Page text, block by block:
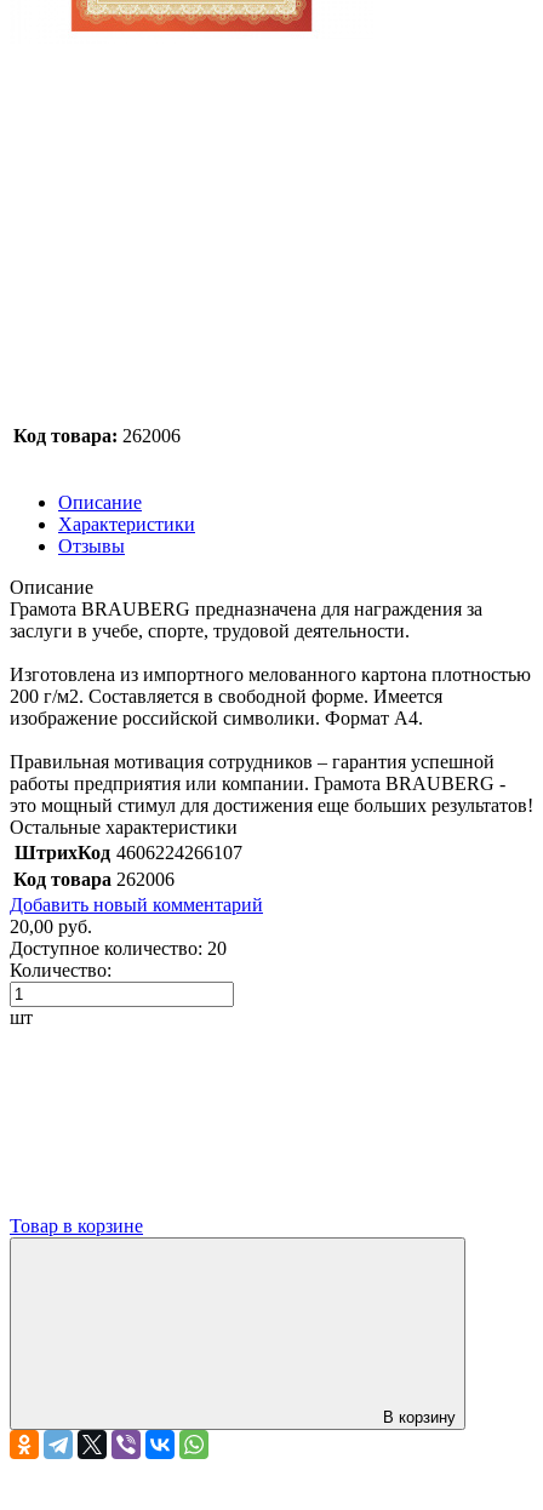
Код товара: 262006
Описание
Характеристики
Отзывы
Описание
Грамота BRAUBERG предназначена для награждения за
заслуги в учебе, спорте, трудовой деятельности.
Изготовлена из импортного мелованного картона плотностью
200 г/м2. Составляется в свободной форме. Имеется
изображение российской символики. Формат А4.
Правильная мотивация сотрудников – гарантия успешной
работы предприятия или компании. Грамота BRAUBERG -
это мощный стимул для достижения еще больших результатов!
Остальные характеристики
ШтрихКод 4606224266107
Код товара 262006
Добавить новый комментарий
20,00 руб.
Доступное количество: 20
Количество:
шт
Товар в корзине
В корзину